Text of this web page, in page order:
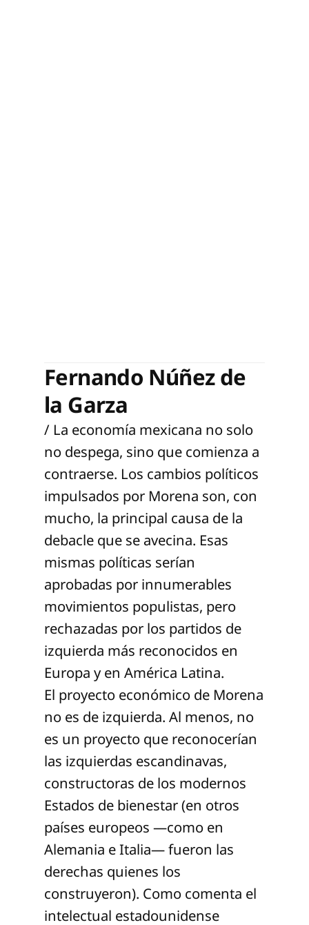
Fernando Núñez de
la Garza
/ La economía mexicana no solo
no despega, sino que comienza a
contraerse. Los cambios políticos
impulsados por Morena son, con
mucho, la principal causa de la
debacle que se avecina. Esas
mismas políticas serían
aprobadas por innumerables
movimientos populistas, pero
rechazadas por los partidos de
izquierda más reconocidos en
Europa y en América Latina.
El proyecto económico de Morena
no es de izquierda. Al menos, no
es un proyecto que reconocerían
las izquierdas escandinavas,
constructoras de los modernos
Estados de bienestar (en otros
países europeos —como en
Alemania e Italia— fueron las
derechas quienes los
construyeron). Como comenta el
intelectual estadounidense